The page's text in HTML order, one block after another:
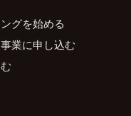
グを始める
業に申し込む